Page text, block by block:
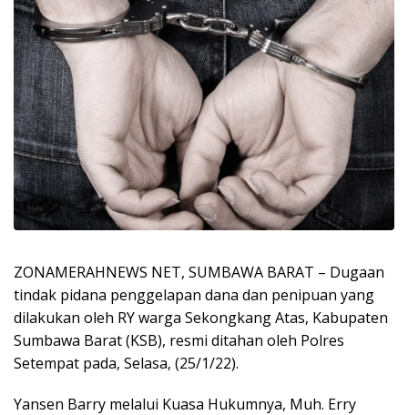
ZONAMERAHNEWS NET, SUMBAWA BARAT – Dugaan
tindak pidana penggelapan dana dan penipuan yang
dilakukan oleh RY warga Sekongkang Atas, Kabupaten
Sumbawa Barat (KSB), resmi ditahan oleh Polres
Setempat pada, Selasa, (25/1/22).
Yansen Barry melalui Kuasa Hukumnya, Muh. Erry